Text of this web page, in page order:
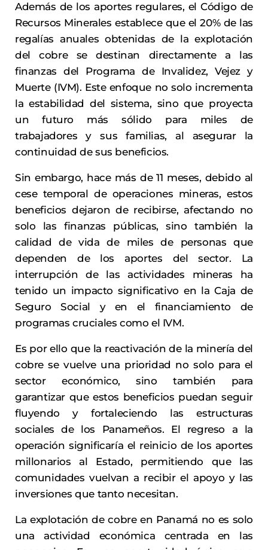
Además de los aportes regulares, el Código de
Recursos Minerales establece que el 20% de las
regalías anuales obtenidas de la explotación
del cobre se destinan directamente a las
finanzas del Programa de Invalidez, Vejez y
Muerte (IVM). Este enfoque no solo incrementa
la estabilidad del sistema, sino que proyecta
un futuro más sólido para miles de
trabajadores y sus familias, al asegurar la
continuidad de sus beneficios.
Sin embargo, hace más de 11 meses, debido al
cese temporal de operaciones mineras, estos
beneficios dejaron de recibirse, afectando no
solo las finanzas públicas, sino también la
calidad de vida de miles de personas que
dependen de los aportes del sector. La
interrupción de las actividades mineras ha
tenido un impacto significativo en la Caja de
Seguro Social y en el financiamiento de
programas cruciales como el IVM.
Es por ello que la reactivación de la minería del
cobre se vuelve una prioridad no solo para el
sector económico, sino también para
garantizar que estos beneficios puedan seguir
fluyendo y fortaleciendo las estructuras
sociales de los Panameños. El regreso a la
operación significaría el reinicio de los aportes
millonarios al Estado, permitiendo que las
comunidades vuelvan a recibir el apoyo y las
inversiones que tanto necesitan.
La explotación de cobre en Panamá no es solo
una actividad económica centrada en las